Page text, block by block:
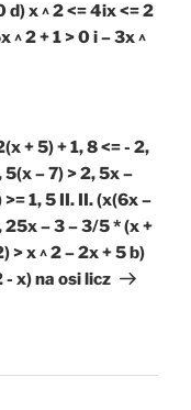
d) x ^ 2 <= 4ix <= 2
^ 2 + 1 > 0 i – 3x ^
+ 5) + 1, 8 <= - 2,
– 7) > 2, 5x –
1, 5 II. II. (x(6x –
25x – 3 – 3/5 * (x +
> x ^ 2 – 2x + 5 b)
- x) na osi licz